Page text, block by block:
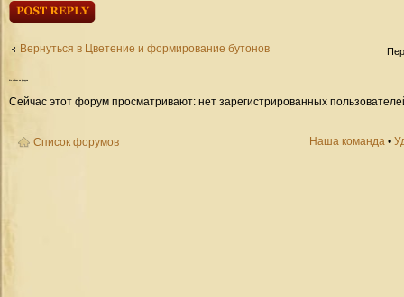
Ответить
Вернуться в Цветение и формирование бутонов
Кто сейчас на форуме
Сейчас этот форум просматривают: нет зарегистрированных
Список форумов Наша команда •